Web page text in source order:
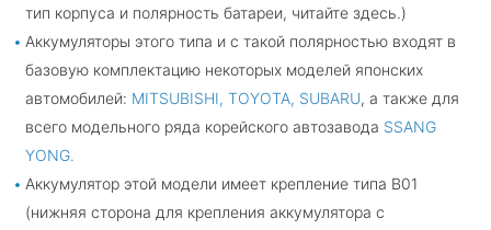
тип корпуса и полярность батареи, читайте здесь.)
Аккумуляторы этого типа и с такой полярностью входят в
базовую комплектацию некоторых моделей японских
автомобилей: MITSUBISHI, TOYOTA, SUBARU, а также для
всего модельного ряда корейского автозавода SSANG
YONG.
Аккумулятор этой модели имеет крепление типа B01
(нижняя сторона для крепления аккумулятора с